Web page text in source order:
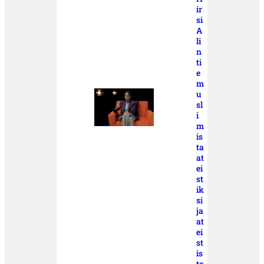
ir
si
A
li
n
ti
e
m
u
sl
i
m
is
ta
at
ei
st
ik
si
ja
at
ei
st
is